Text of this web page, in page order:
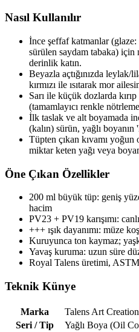
Nasıl Kullanılır
İnce şeffaf katmanlar
sürülen saydam tabaka)
derinlik katın.
Beyazla açtığınızda leylak/
kırmızı ile ısıtarak mor
Sarı ile küçük dozlarda
(tamamlayıcı renkle
İlk taslak ve alt boyamada
(kalın) sürün, yağlı boyanın
Tüpten çıkan kıvamı yoğun
miktar keten yağı veya
Öne Çıkan Özellikler
200 ml büyük tüp: geniş
hacim
PV23 + PV19 karışımı:
+++ ışık dayanımı: müze
Kuruyunca ton kaymaz;
Yavaş kuruma: uzun süre
Royal Talens üretimi,
Teknik Künye
Marka
Talens Art
Seri / Tip
Yağlı Boya (Oil